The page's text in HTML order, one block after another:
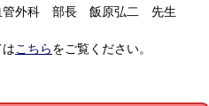
管外科 部長 飯原弘二 先生
こちらをご覧ください。